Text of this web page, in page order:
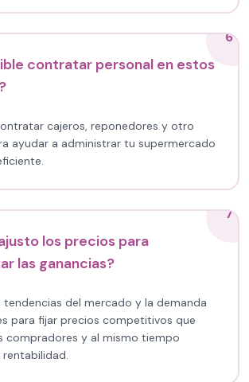
6
contratar personal en estos
cajeros, reponedores y otro
ayudar a administrar tu supermercado
7
los precios para
las ganancias?
tendencias del mercado y la demanda
para fijar precios competitivos que
compradores y al mismo tiempo